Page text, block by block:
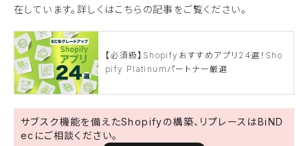
在しています。詳しくはこちらの記事をご覧ください。
【必須級】Shopifyおすすめアプリ24選！Sho
pify Platinumパートナー厳選
サブスク機能を備えたShopifyの構築、リプレースはBiND
ecにご相談ください。